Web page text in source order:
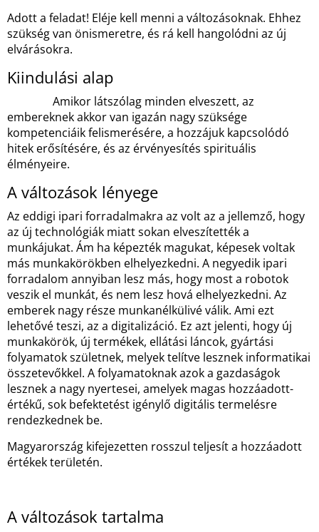
Adott a feladat! Eléje kell menni a változásoknak. Ehhez
szükség van önismeretre, és rá kell hangolódni az új
elvárásokra.
Kiindulási alap
Amikor látszólag minden elveszett, az
embereknek akkor van igazán nagy szüksége
kompetenciáik felismerésére, a hozzájuk kapcsolódó
hitek erősítésére, és az érvényesítés spirituális
élményeire.
A változások lényege
Az eddigi ipari forradalmakra az volt az a jellemző, hogy
az új technológiák miatt sokan elveszítették a
munkájukat. Ám ha képezték magukat, képesek voltak
más munkakörökben elhelyezkedni. A negyedik ipari
forradalom annyiban lesz más, hogy most a robotok
veszik el munkát, és nem lesz hová elhelyezkedni. Az
emberek nagy része munkanélkülivé válik. Ami ezt
lehetővé teszi, az a digitalizáció. Ez azt jelenti, hogy új
munkakörök, új termékek, ellátási láncok, gyártási
folyamatok születnek, melyek telítve lesznek informatikai
összetevőkkel. A folyamatoknak azok a gazdaságok
lesznek a nagy nyertesei, amelyek magas hozzáadott-
értékű, sok befektetést igénylő digitális termelésre
rendezkednek be.
Magyarország kifejezetten rosszul teljesít a hozzáadott
értékek területén.
A változások tartalma